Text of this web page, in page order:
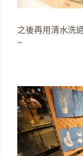
之後再用清水洗
~